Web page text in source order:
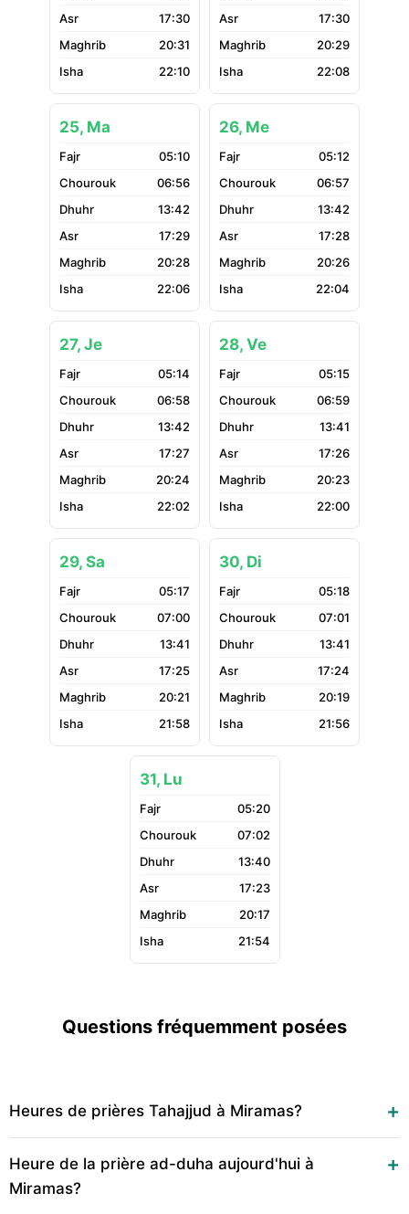
17:30
20:31
22:10
17:30
20:29
22:08
25, Ma
05:10
06:56
13:42
17:29
20:28
22:06
26, Me
05:12
06:57
13:42
17:28
20:26
22:04
27, Je
05:14
06:58
13:42
17:27
20:24
22:02
28, Ve
05:15
06:59
13:41
17:26
20:23
22:00
29, Sa
05:17
07:00
13:41
17:25
20:21
21:58
30, Di
05:18
07:01
13:41
17:24
20:19
21:56
31, Lu
05:20
07:02
13:40
17:23
20:17
21:54
Questions fréquemment posées
Heures de prières Tahajjud à Miramas?
Heure de la prière ad-duha aujourd'hui à
Miramas?